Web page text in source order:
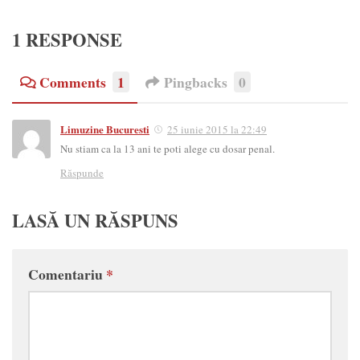
1 RESPONSE
Comments 1 Pingbacks 0
Limuzine Bucuresti
25 iunie 2015 la 22:49
Nu stiam ca la 13 ani te poti alege cu dosar penal.
Răspunde
LASĂ UN RĂSPUNS
Comentariu*